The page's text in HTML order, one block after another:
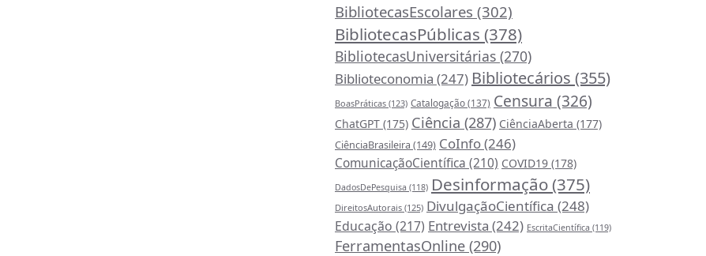
BibliotecasEscolares (302)
BibliotecasPúblicas (378)
BibliotecasUniversitárias (270)
Biblioteconomia (247) Bibliotecários (355)
BoasPráticas (123) Catalogação(137) Censura (326)
ChatGPT (175) Ciência (287) CiênciaAberta (177)
CiênciaBrasileira (149) CoInfo(246)
ComunicaçãoCientífica (210) COVID19 (178)
DadosDePesquisa (118) Desinformação (375)
DireitosAutorais (125) DivulgaçãoCientífica (248)
Educação (217) Entrevista (242) EscritaCientífica (119)
FerramentasOnline (290)